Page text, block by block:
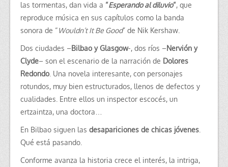
las tormentas, dan vida a “Esperando al diluvio“, que
reproduce música en sus capítulos como la banda
sonora de “Wouldn’t It Be Good” de Nik Kershaw.
Dos ciudades – Bilbao y Glasgow-, dos ríos –Nervión y
Clyde– son el escenario de la narración de Dolores
Redondo. Una novela interesante, con personajes
rotundos, muy bien estructurados, llenos de defectos y
cualidades. Entre ellos un inspector escocés, un
ertzaintza, una doctora…
En Bilbao siguen las desapariciones de chicas jóvenes.
Qué está pasando.
Conforme avanza la historia crece el interés, la intriga,